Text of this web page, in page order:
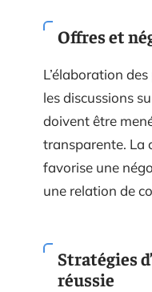
Offres et
L’élaboration
les discussions
doivent être
transparente. La
favorise une
une relation de
Stratégies
réussie